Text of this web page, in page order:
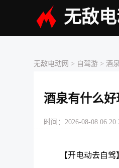
无敌
无敌电动网 > 自驾游 > 酒
酒泉有什么
时间：2026-08-08
【开电动去自